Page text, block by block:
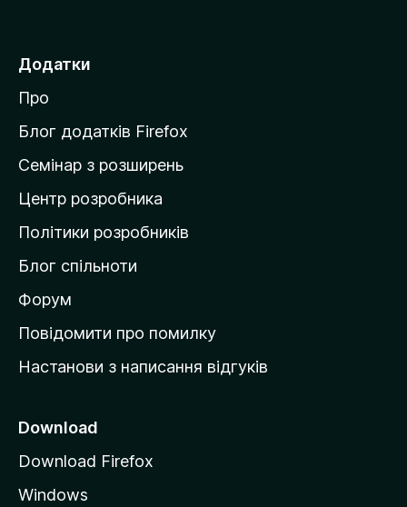
е
й
т
и
а
д
о
і
в
к
M
z
l
l
Додатки
Про
Блог додатків Firefox
Семінар з розширень
Центр розробника
Політики розробників
Блог спільноти
Форум
Повідомити про помилку
Настанови з написання відгуків
Download
Download Firefox
Windows